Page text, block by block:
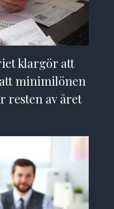
klargör att
minimilönen
resten av året